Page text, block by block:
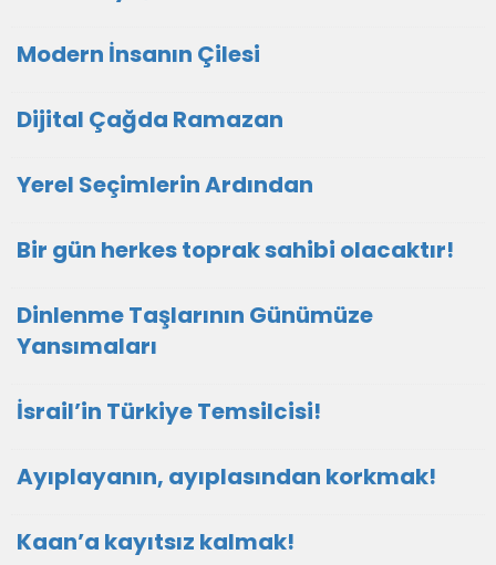
Modern İnsanın Çilesi
Dijital Çağda Ramazan
Yerel Seçimlerin Ardından
Bir gün herkes toprak sahibi olacaktır!
Dinlenme Taşlarının Günümüze
Yansımaları
İsrail’in Türkiye Temsilcisi!
Ayıplayanın, ayıplasından korkmak!
Kaan’a kayıtsız kalmak!